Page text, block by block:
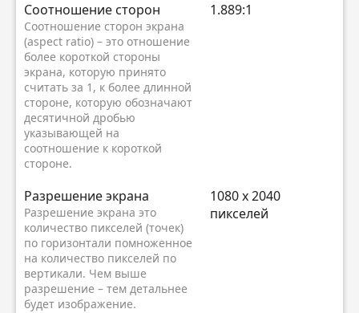
Соотношение сторон
Соотношение сторон экрана
(aspect ratio) – это отношение
более короткой стороны
экрана, которую принято
считать за 1, к более длинной
стороне, которую обозначают
десятичной дробью
указывающей на
соотношение к короткой
стороне.
1.889:1
Разрешение экрана
Разрешение экрана это
количество пикселей (точек)
по горизонтали помноженное
на количество пикселей по
вертикали. Чем выше
разрешение – тем детальнее
будет изображение.
1080 x 2040
пикселей